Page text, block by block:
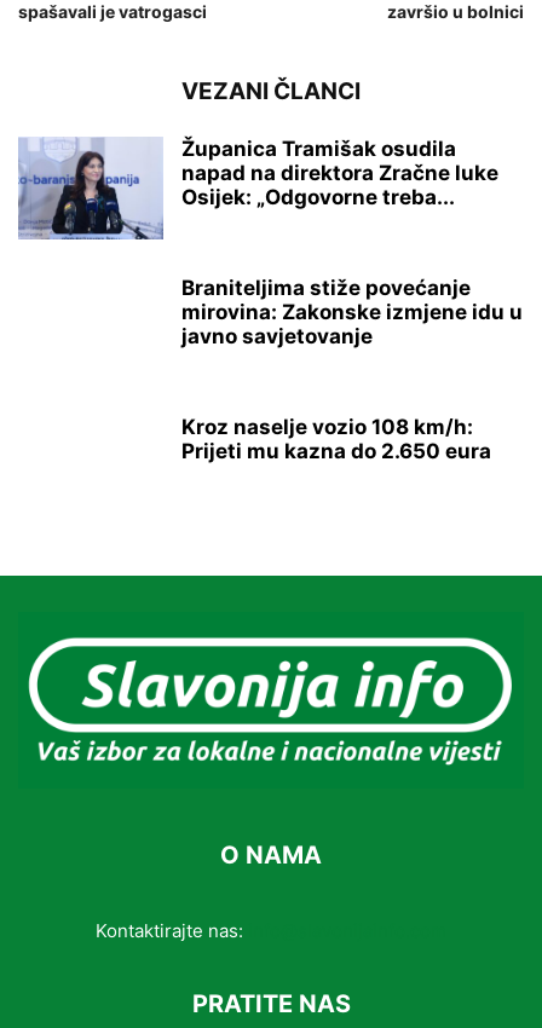
spašavali je vatrogasci
završio u bolnici
VEZANI ČLANCI
Županica Tramišak osudila
napad na direktora Zračne luke
Osijek: „Odgovorne treba...
Braniteljima stiže povećanje
mirovina: Zakonske izmjene idu u
javno savjetovanje
Kroz naselje vozio 108 km/h:
Prijeti mu kazna do 2.650 eura
O NAMA
Kontaktirajte nas:
PRATITE NAS